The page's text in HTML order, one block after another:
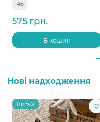
146
575 грн.
В кошик
Нові надходження
Китай